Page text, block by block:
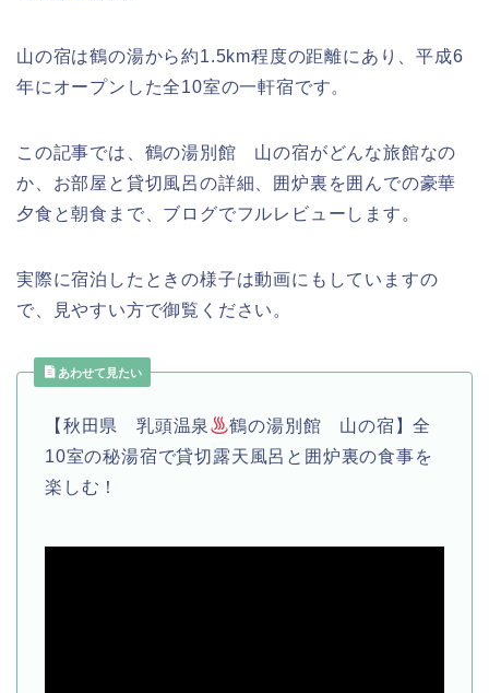
山の宿は鶴の湯から約1.5km程度の距離にあり、平成6
年にオープンした全10室の一軒宿です。
この記事では、鶴の湯別館 山の宿がどんな旅館なの
か、お部屋と貸切風呂の詳細、囲炉裏を囲んでの豪華
夕食と朝食まで、ブログでフルレビューします。
実際に宿泊したときの様子は動画にもしていますの
で、見やすい方で御覧ください。
あわせて見たい
【秋田県 乳頭温泉
鶴の湯別館 山の宿】全
10室の秘湯宿で貸切露天風呂と囲炉裏の食事を
楽しむ！